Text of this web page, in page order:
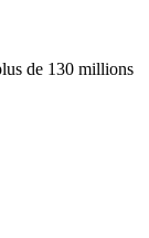
de 130 millions